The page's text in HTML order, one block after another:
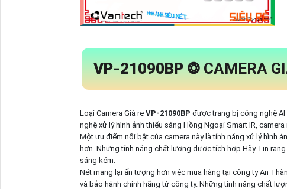
VP-21090BP❂ CAMERA
Loại Camera Giá re VP-21090BP được trang bị công nghệ
nghệ xử lý hình ảnh thiếu sáng Hồng Ngoại Smart IR,
Một ưu điểm nổi bật của camera này là tính năng xử lý hình
hơn. Những tính năng chất lượng được tích hợp Hãy Tin
sáng kém.
Nét mang lại ấn tượng hơn việc mua hàng tại công ty An
và bảo hành chính hãng từ công ty. Những tính năng chất